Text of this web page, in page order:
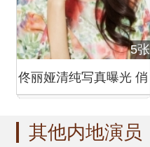
5张
佟丽娅清纯写真曝光 俏
其他内地演员